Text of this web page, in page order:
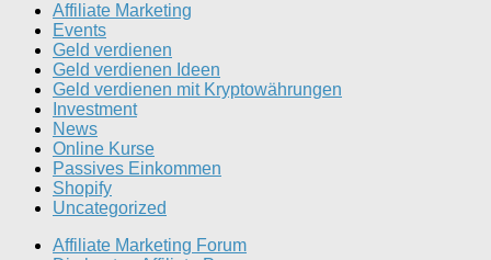
Affiliate Marketing
Events
Geld verdienen
Geld verdienen Ideen
Geld verdienen mit Kryptowährungen
Investment
News
Online Kurse
Passives Einkommen
Shopify
Uncategorized
Affiliate Marketing Forum